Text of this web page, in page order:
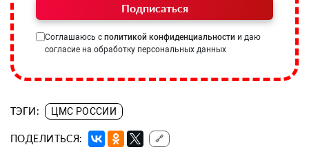
Подписаться
Соглашаюсь с политикой конфиденциальности и даю
согласие на обработку персональных данных
ТЭГИ: ЦМС РОССИИ
ПОДЕЛИТЬСЯ: 🔗